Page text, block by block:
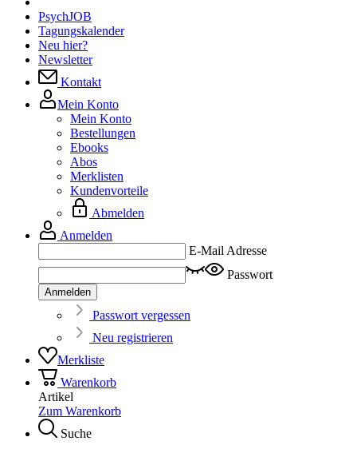
PsychJOB
Tagungskalender
Neu hier?
Newsletter
Kontakt
Mein Konto
Mein Konto
Bestellungen
Ebooks
Abos
Merklisten
Kundenvorteile
Abmelden
Anmelden
E-Mail Adresse
Passwort
Anmelden
Passwort vergessen
Neu registrieren
Merkliste
Warenkorb
Artikel
Zum Warenkorb
Suche